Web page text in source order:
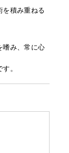
を積み重ねる
嗜み、常に心
。